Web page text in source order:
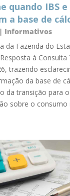
quando IBS e
a base de
Informativos
da Fazenda do
à Consulta
trazendo
da base de
da transição para
sobre o consumo